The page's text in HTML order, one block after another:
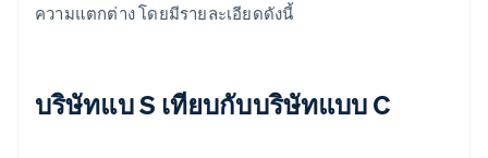
ความแตกต่าง โดยมีรายละเอียดดังนี้
บริษัทแบ S เทียบกับบริษัทแบบ C